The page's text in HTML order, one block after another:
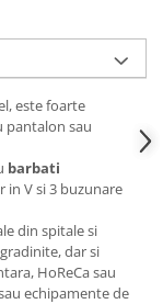
este foarte
pantalon sau
barbati
in V si 3 buzunare
din spitale si
dar si
HoReCa sau
echipamente de